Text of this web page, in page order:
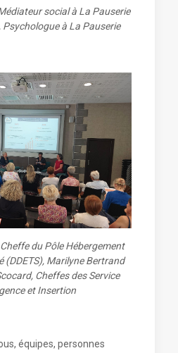
social à La Pauserie
à La Pauserie
du Pôle Hébergement
(DDETS), Marilyne Bertrand
Cheffes des Service
et Insertion
équipes, personnes